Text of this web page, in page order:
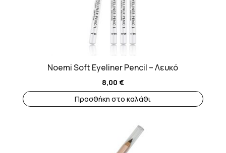
Noemi Soft Eyeliner Pencil – Λευκό
8,00 €
Προσθήκη στο καλάθι